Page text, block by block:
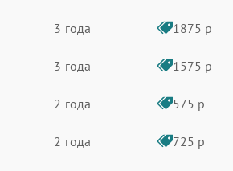
3 года 1875 р
3 года 1575 р
2 года 575 р
2 года 725 р